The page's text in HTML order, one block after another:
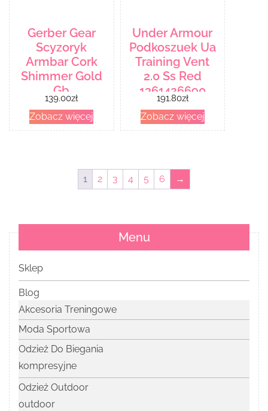
Gerber Gear
Scyzoryk
Armbar Cork
Shimmer Gold
Gb
139.00zł
Zobacz więcej
Under Armour
Podkoszuek Ua
Training Vent
2.0 Ss Red
1361426690
191.80zł
Zobacz więcej
1 2 3 4 5 6 →
Menu
Sklep
Blog
Akcesoria Treningowe
Moda Sportowa
Odzież Do Biegania
kompresyjne
Odzież Outdoor
outdoor